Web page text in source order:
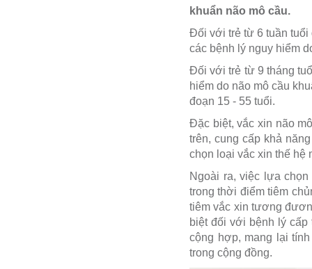
khuẩn não mô cầu.
Đối với trẻ từ 6 tuần tuổi
các bệnh lý nguy hiểm
Đối với trẻ từ 9 tháng
hiểm do não mô cầu
đoạn 15 - 55 tuổi.
Đặc biệt, vắc xin não
trên, cung cấp khả
chọn loại vắc xin thế hệ
Ngoài ra, việc lựa
trong thời điểm tiêm
tiêm vắc xin tương
biệt đối với bệnh lý
cộng hợp, mang lại
trong cộng đồng.